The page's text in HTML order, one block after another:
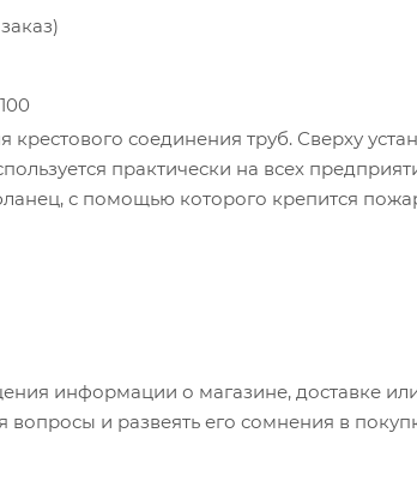
соединения труб. Сверху
практически на всех
с помощью которого крепится
обслуживании и обладают
информации о магазине, доставке
вопросы и развеять его сомнения в